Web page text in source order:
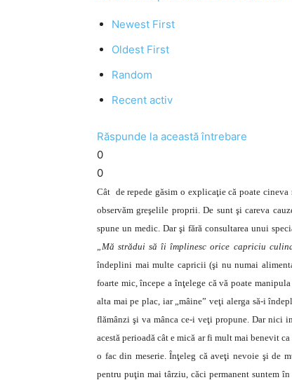
Newest First
Oldest First
Random
Recent activ
Răspunde la această întrebare
0
0
Cât de repede găsim o explicaţie că poate
observăm greşelile proprii. De sunt şi careva
spune un medic. Dar şi fără consultarea unui
„Mă strădui să îi împlinesc orice capriciu
îndeplini mai multe capricii (şi nu numai
foarte mic, începe a înţelege că vă poate
alta mai pe plac, iar „mâine” veţi alerga să-i
flămânzi şi va mânca ce-i veţi propune. Dar nici
acestă perioadă cât e mică ar fi mult mai benevit
o fac din meserie. Înţeleg că aveţi nevoie şi de
pentru puţin mai târziu, căci permanent suntem